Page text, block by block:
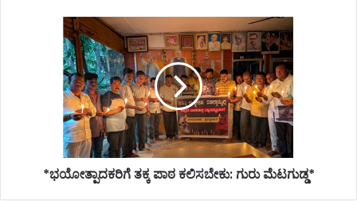
*ಭಯೋತ್ಪಾದಕರಿಗೆ
*ಭಯೋತ್ಪಾದಕರಿಗೆ ತಕ್ಕ ಪಾಠ ಕಲಿಸಬೇಕು: ಗುರು ಮೆಟಗುಡ್ಡ*